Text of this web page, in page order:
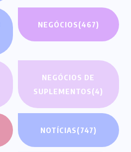
NEGÓCIOS(467)
NEGÓCIOS DE
SUPLEMENTOS(4)
NOTÍCIAS(747)